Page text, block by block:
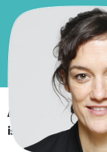
Alice Ebner
ist zurzeit gebucht.